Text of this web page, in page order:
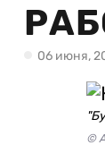
06 июня,
©